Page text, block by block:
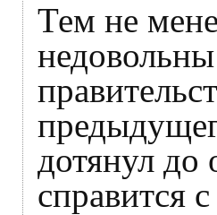
Тем не
дотянул
справится